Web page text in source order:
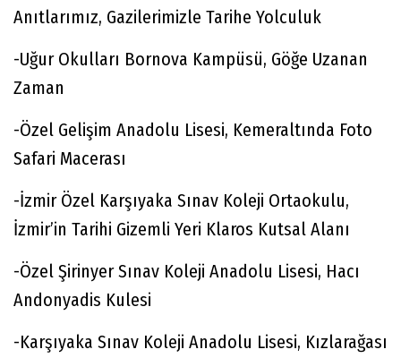
Anıtlarımız, Gazilerimizle Tarihe Yolculuk
-Uğur Okulları Bornova Kampüsü, Göğe Uzanan
Zaman
-Özel Gelişim Anadolu Lisesi, Kemeraltında Foto
Safari Macerası
-İzmir Özel Karşıyaka Sınav Koleji Ortaokulu,
İzmir’in Tarihi Gizemli Yeri Klaros Kutsal Alanı
-Özel Şirinyer Sınav Koleji Anadolu Lisesi, Hacı
Andonyadis Kulesi
-Karşıyaka Sınav Koleji Anadolu Lisesi, Kızlarağası